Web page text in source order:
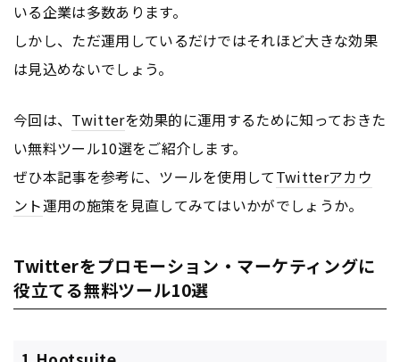
いる企業は多数あります。
しかし、ただ運用しているだけではそれほど大きな効果
は見込めないでしょう。
今回は、 Twitterを効果的に運用するために知っておきた
い無料ツール10選をご紹介します。
ぜひ本記事を参考に、ツールを使用してTwitterアカウ
ント運用の施策を見直してみてはいかがでしょうか。
Twitterをプロモーション・マーケティングに
役立てる無料ツール10選